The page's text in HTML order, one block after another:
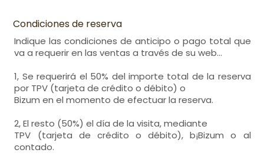
Condiciones de reserva
Indique las condiciones de anticipo o pago total que
va a requerir en las ventas a través de su web…
1, Se requerirá el 50% del importe total de la reserva
por TPV (tarjeta de crédito o débito) o
Bizum en el momento de efectuar la reserva.
2, El resto (50%) el día de la visita, mediante
TPV (tarjeta de crédito o débito), b¡Bizum o al
contado.